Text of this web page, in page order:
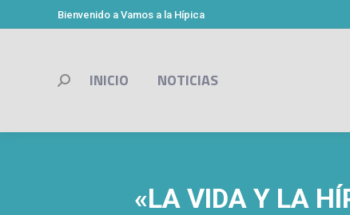
Bienvenido a Vamos a la Hípica
INICIO NOTICIAS
Buscar:
«LA VIDA Y LA